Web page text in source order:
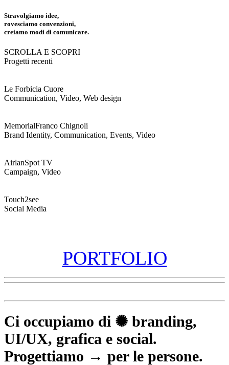
Stravolgiamo idee,
rovesciamo convenzioni,
creiamo modi di comunicare.
SCROLLA E SCOPRI
Progetti recenti
Le Forbicia Cuore
Communication, Video, Web design
MemorialFranco Chignoli
Brand Identity, Communication, Events, Video
AirlanSpot TV
Campaign, Video
Touch2see
Social Media
PORTFOLIO
Ci occupiamo di ✺ branding,
UI/UX, grafica e social.
Progettiamo → per le persone.